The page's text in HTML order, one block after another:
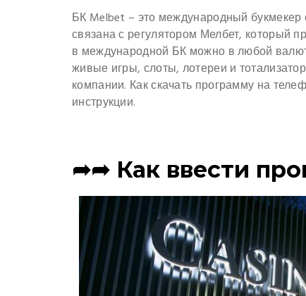
БК Melbet – это международный
связана с регулятором Мелбет, который
в международной БК можно в любой
живые игры, слоты, лотереи и
компании. Как скачать программу на
инструкции.
➦➦ Как ввести